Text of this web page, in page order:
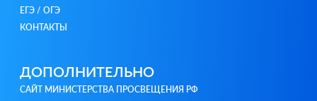
ЕГЭ / ОГЭ
КОНТАКТЫ
ДОПОЛНИТЕЛЬНО
САЙТ МИНИСТЕРСТВА ПРОСВЕЩЕНИЯ РФ